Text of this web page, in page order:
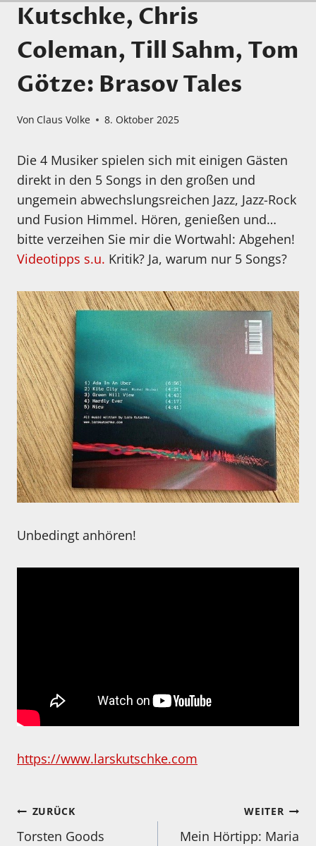
Kutschke, Chris
Coleman, Till Sahm, Tom
Götze: Brasov Tales
Von Claus Volke 8. Oktober 2025
Die 4 Musiker spielen sich mit einigen Gästen
direkt in den 5 Songs in den großen und
ungemein abwechslungsreichen Jazz, Jazz-Rock
und Fusion Himmel. Hören, genießen und…
bitte verzeihen Sie mir die Wortwahl: Abgehen!
Videotipps s.u. Kritik? Ja, warum nur 5 Songs?
Unbedingt anhören!
https://www.larskutschke.com
Beitragsnavigation
ZURÜCK
Torsten Goods
WEITER
Mein Hörtipp: Maria